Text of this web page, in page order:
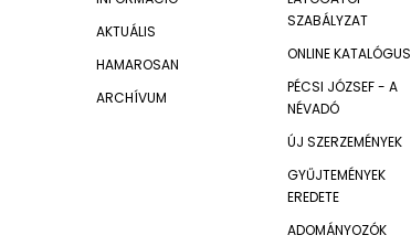
AKTUÁLIS
HAMAROSAN
ARCHÍVUM
SZABÁLYZAT
ONLINE KATALÓGUS
PÉCSI JÓZSEF - A
NÉVADÓ
ÚJ SZERZEMÉNYEK
GYŰJTEMÉNYEK
EREDETE
ADOMÁNYOZÓK